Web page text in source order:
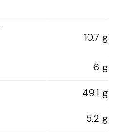
10.7 g
6 g
49.1 g
5.2 g